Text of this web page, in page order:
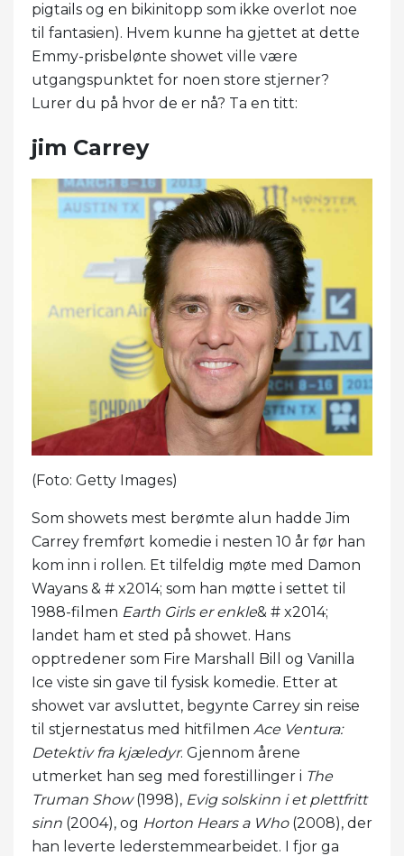
pigtails og en bikinitopp som ikke overlot noe
til fantasien). Hvem kunne ha gjettet at dette
Emmy-prisbelønte showet ville være
utgangspunktet for noen store stjerner?
Lurer du på hvor de er nå? Ta en titt:
jim Carrey
(Foto: Getty Images)
Som showets mest berømte alun hadde Jim
Carrey fremført komedie i nesten 10 år før han
kom inn i rollen. Et tilfeldig møte med Damon
Wayans & # x2014; som han møtte i settet til
1988-filmen Earth Girls er enkle& # x2014;
landet ham et sted på showet. Hans
opptredener som Fire Marshall Bill og Vanilla
Ice viste sin gave til fysisk komedie. Etter at
showet var avsluttet, begynte Carrey sin reise
til stjernestatus med hitfilmen Ace Ventura:
Detektiv fra kjæledyr. Gjennom årene
utmerket han seg med forestillinger i The
Truman Show(1998), Evig solskinn i et plettfritt
sinn (2004), og Horton Hears a Who(2008), der
han leverte lederstemmearbeidet. I fjor ga